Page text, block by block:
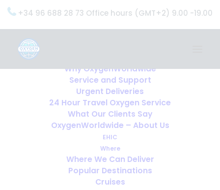
+34 96 688 28 73 Office hours (GMT+2) 9.00 -19.00
Why OxygenWorldwide
Service and Support
Urgent Deliveries
24 Hour Travel Oxygen Service
What Our Clients Say
OxygenWorldwide – About Us
EHIC
Where
Where We Can Deliver
Popular Destinations
Cruises